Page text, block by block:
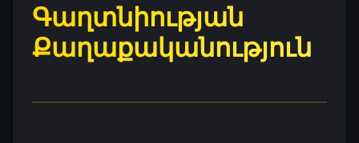
Գաղտնիության
Քաղաքականություն